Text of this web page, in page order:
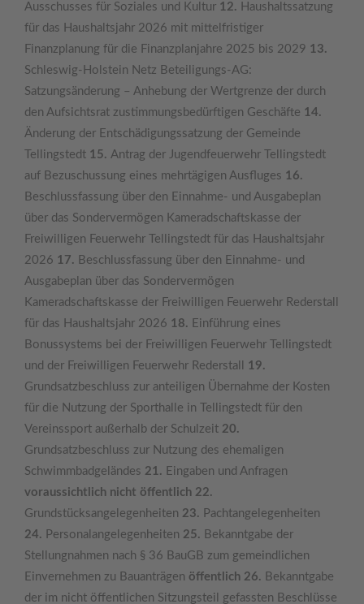
Ausschusses für Soziales und Kultur 12. Haushaltssatzung
für das Haushaltsjahr 2026 mit mittelfristiger
Finanzplanung für die Finanzplanjahre 2025 bis 2029 13.
Schleswig-Holstein Netz Beteiligungs-AG:
Satzungsänderung – Anhebung der Wertgrenze der durch
den Aufsichtsrat zustimmungsbedürftigen Geschäfte 14.
Änderung der Entschädigungssatzung der Gemeinde
Tellingstedt 15. Antrag der Jugendfeuerwehr Tellingstedt
auf Bezuschussung eines mehrtägigen Ausfluges 16.
Beschlussfassung über den Einnahme- und Ausgabeplan
über das Sondervermögen Kameradschaftskasse der
Freiwilligen Feuerwehr Tellingstedt für das Haushaltsjahr
2026 17. Beschlussfassung über den Einnahme- und
Ausgabeplan über das Sondervermögen
Kameradschaftskasse der Freiwilligen Feuerwehr Rederstall
für das Haushaltsjahr 2026 18. Einführung eines
Bonussystems bei der Freiwilligen Feuerwehr Tellingstedt
und der Freiwilligen Feuerwehr Rederstall 19.
Grundsatzbeschluss zur anteiligen Übernahme der Kosten
für die Nutzung der Sporthalle in Tellingstedt für den
Vereinssport außerhalb der Schulzeit 20.
Grundsatzbeschluss zur Nutzung des ehemaligen
Schwimmbadgeländes 21. Eingaben und Anfragen
voraussichtlich nicht öffentlich 22.
Grundstücksangelegenheiten 23. Pachtangelegenheiten
24. Personalangelegenheiten 25. Bekanntgabe der
Stellungnahmen nach § 36 BauGB zum gemeindlichen
Einvernehmen zu Bauanträgen öffentlich 26. Bekanntgabe
der im nicht öffentlichen Sitzungsteil gefassten Beschlüsse